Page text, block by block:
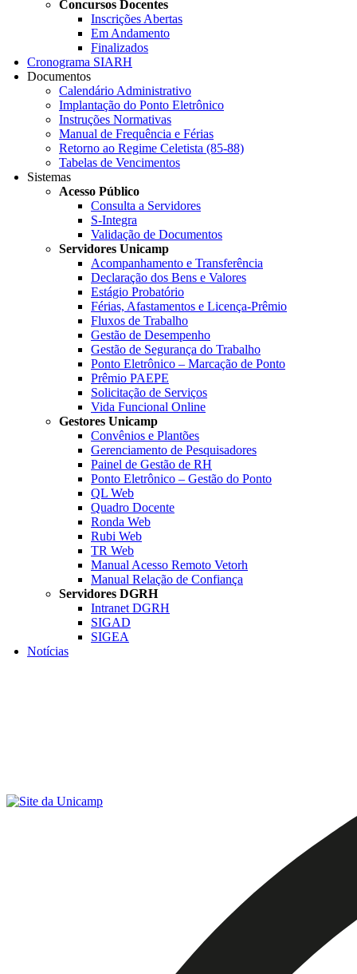
Concursos Docentes
Inscrições Abertas
Em Andamento
Finalizados
Cronograma SIARH
Documentos
Calendário Administrativo
Implantação do Ponto Eletrônico
Instruções Normativas
Manual de Frequência e Férias
Retorno ao Regime Celetista (85-88)
Tabelas de Vencimentos
Sistemas
Acesso Público
Consulta a Servidores
S-Integra
Validação de Documentos
Servidores Unicamp
Acompanhamento e Transferência
Declaração dos Bens e Valores
Estágio Probatório
Férias, Afastamentos e Licença-Prêmio
Fluxos de Trabalho
Gestão de Desempenho
Gestão de Segurança do Trabalho
Ponto Eletrônico – Marcação de Ponto
Prêmio PAEPE
Solicitação de Serviços
Vida Funcional Online
Gestores Unicamp
Convênios e Plantões
Gerenciamento de Pesquisadores
Painel de Gestão de RH
Ponto Eletrônico – Gestão do Ponto
QL Web
Quadro Docente
Ronda Web
Rubi Web
TR Web
Manual Acesso Remoto Vetorh
Manual Relação de Confiança
Servidores DGRH
Intranet DGRH
SIGAD
SIGEA
Notícias